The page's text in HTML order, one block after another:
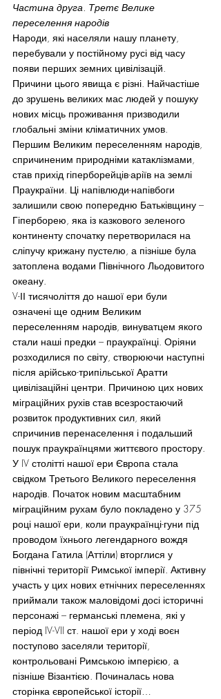
Частина друга. Третє Велике
переселення народів
Народи, які населяли нашу планету,
перебували у постійному русі від часу
появи перших земних цивілізацій.
Причини цього явища є різні. Найчастіше
до зрушень великих мас людей у пошуку
нових місць проживання призводили
глобальні зміни кліматичних умов.
Першим Великим переселенням народів,
спричиненим природніми катаклізмами,
став прихід гіперборейців-аріїв на землі
Праукраїни. Ці напівлюди-напівбоги
залишили свою попередню Батьківщину –
Гіперборею, яка із казкового зеленого
континенту спочатку перетворилася на
сліпучу крижану пустелю, а пізніше була
затоплена водами Північного Льодовитого
океану.
V-ІІ тисячоліття до нашої ери були
означені ще одним Великим
переселенням народів, винуватцем якого
стали наші предки – праукраїнці. Оріяни
розходилися по світу, створюючи наступні
після арійсько-трипільської Аратти
цивілізаційні центри. Причиною цих нових
міграційних рухів став всезростаючий
розвиток продуктивних сил, який
спричинив перенаселення і подальший
пошук праукраїнцями життєвого простору.
У IV столітті нашої ери Європа стала
свідком Третього Великого переселення
народів. Початок новим масштабним
міграційним рухам було покладено у 375
році нашої ери, коли праукраїнці-гуни під
проводом їхнього легендарного вождя
Богдана Гатила (Аттіли) вторглися у
північні території Римської імперії. Активну
участь у цих нових етнічних переселеннях
приймали також маловідомі досі історичні
персонажі – германські племена, які у
період IV-VII ст. нашої ери у ході воєн
поступово заселяли території,
контрольовані Римською імперією, а
пізніше Візантією. Починалась нова
сторінка європейської історії…